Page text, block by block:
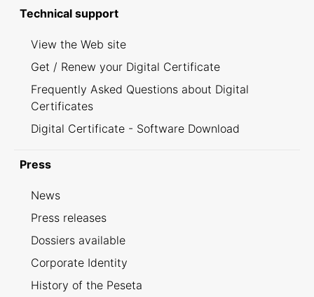
Technical support
View the Web site
Get / Renew your Digital Certificate
Frequently Asked Questions about Digital
Certificates
Digital Certificate - Software Download
Press
News
Press releases
Dossiers available
Corporate Identity
History of the Peseta